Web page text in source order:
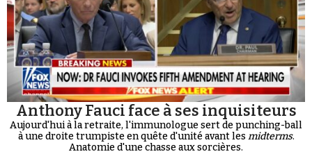
Anthony Fauci face à ses inquisiteurs
Aujourd'hui à la retraite, l'immunologue sert de punching-ball
à une droite trumpiste en quête d'unité avant les midterms.
Anatomie d'une chasse aux sorcières.